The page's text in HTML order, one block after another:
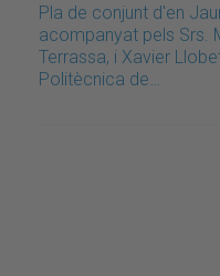
Pla de conjunt d'en
acompanyat pels Srs.
Terrassa, i Xavier
Politècnica de…